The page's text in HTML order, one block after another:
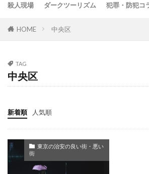
殺人現場 ダークツーリズム 犯罪・防犯コ
HOME 中央区
TAG
中央区
新着順 人気順
東京の治安の良い街・悪い
街